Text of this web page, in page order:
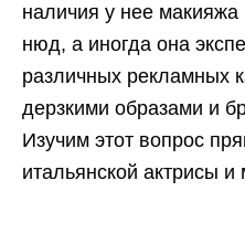
наличия у нее макияжа
нюд, а иногда она
различных рекламных
дерзкими образами и
Изучим этот вопрос
итальянской актрисы и